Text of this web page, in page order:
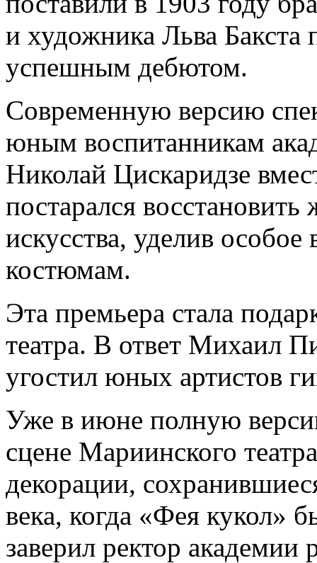
и художника Льва Бакста
успешным дебютом.
Современную версию
юным воспитанникам
Николай Цискаридзе
постарался
искусства, уделив
костюмам.
Эта премьера стала
театра. В ответ Михаил
угостил юных артистов
Уже в июне полную
сцене Мариинского
декорации,
века, когда «Фея кукол»
заверил ректор академии